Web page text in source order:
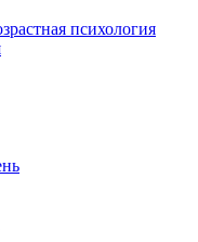
психология